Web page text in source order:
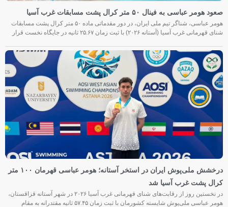
صعود هومر عباسی به فینال ۵۰ متر کرال پشت مسابقات غرب آسیا
هومر عباسی، شناگر تیم ملی ایران، در دور مقدماتی ماده ۵۰ متر کرال پشت مسابقات
شنای قهرمانی غرب آسیا (آستانه ۲۰۲۶) با ثبت زمان ۲۵.۶۷ ثانیه در جایگاه نخست قرار
درخشش ملی‌پوش ایران در استخر آستانه؛ هومر عباسی قهرمان ۱۰۰ متر
کرال پشت غرب آسیا شد
در نخستین روز از رقابت‌های شنای قهرمانی غرب آسیا ۲۰۲۶ در شهر آستانه قزاقستان،
هومر عباسی ملی‌پوش شایسته کشورمان با ثبت زمان ۵۷.۴۵ ثانیه مقتدرانه به مقام